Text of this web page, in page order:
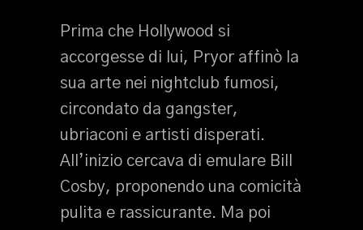
Prima che Hollywood si
accorgesse di lui, Pryor affinò la
sua arte nei nightclub fumosi,
circondato da gangster,
ubriaconi e artisti disperati.
All’inizio cercava di emulare Bill
Cosby, proponendo una comicità
pulita e rassicurante. Ma poi